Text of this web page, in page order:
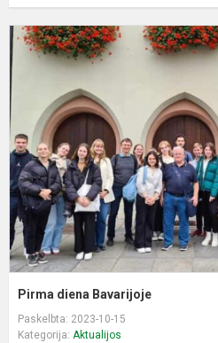
Pirma diena Bavarijoje
Paskelbta: 2023-10-15
Kategorija: Aktualijos